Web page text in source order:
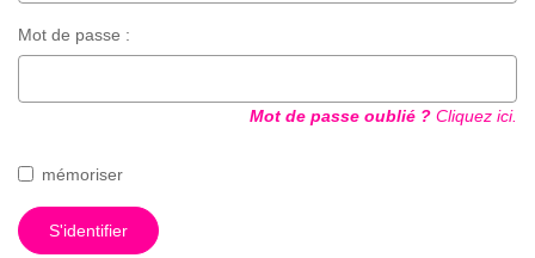
Mot de passe :
Mot de passe oublié ? Cliquez ici.
mémoriser
S'identifier